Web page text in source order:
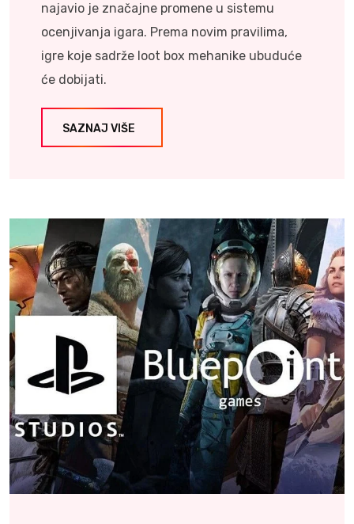
najavio je značajne promene u sistemu
ocenjivanja igara. Prema novim pravilima,
igre koje sadrže loot box mehanike ubuduće
će dobijati.
SAZNAJ VIŠE